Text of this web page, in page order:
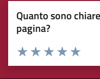
Quanto sono
pagina?
Rating:
Valuta
Valuta 4
Valuta 3 stelle
Valuta 2 stelle su 5
Valuta 1 stelle su 5